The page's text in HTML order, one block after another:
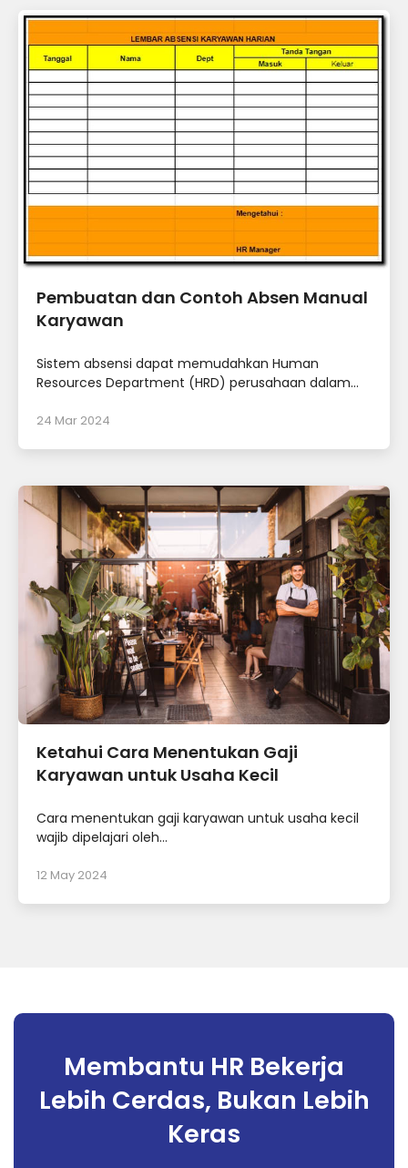
Pembuatan dan Contoh Absen Manual
Karyawan
Sistem absensi dapat memudahkan Human
Resources Department (HRD) perusahaan dalam...
24 Mar 2024
Ketahui Cara Menentukan Gaji
Karyawan untuk Usaha Kecil
Cara menentukan gaji karyawan untuk usaha kecil
wajib dipelajari oleh...
12 May 2024
Membantu HR Bekerja
Lebih Cerdas, Bukan Lebih
Keras